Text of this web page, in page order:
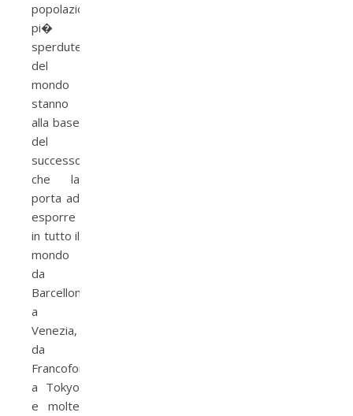
popolazioni
pi�
sperdute
del
mondo
stanno
alla base
del
successo
che la
porta ad
esporre
in tutto il
mondo
da
Barcellona
a
Venezia,
da
Francoforte
a Tokyo
e molte